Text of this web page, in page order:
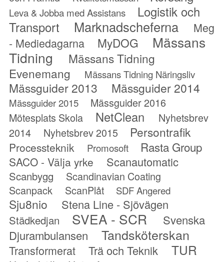
Leva & Jobba med Assistans
Logistik och
Transport
Marknadscheferna
Meg
- Mediedagarna
MyDOG
Mässans
Tidning
Mässans Tidning
Evenemang
Mässans Tidning Näringsliv
Mässguider 2013 Mässguider 2014
Mässguider 2015
Mässguider 2016
Mötesplats Skola
NetClean
Nyhetsbrev
2014
Nyhetsbrev 2015 Persontrafik
Processteknik Promosoft Rasta Group
SACO - Välja yrke Scanautomatic
Scanbygg
Scandinavian Coating
Scanpack
ScanPlåt SDF Angered
Sju8nio Stena Line - Sjövägen
Städkedjan SVEA - SCR
Svenska
Djurambulansen
Tandsköterskan
Transformerat Trä och Teknik TUR